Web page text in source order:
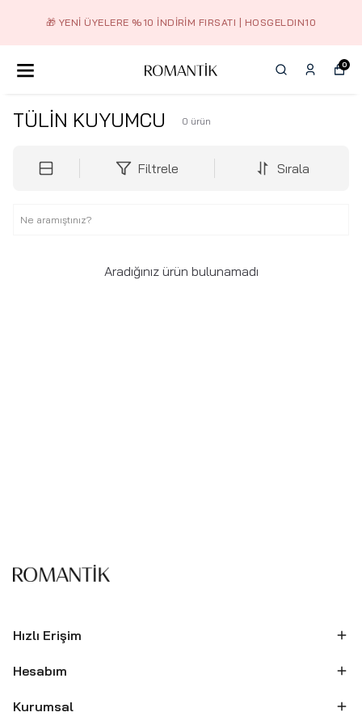
🎁 YENI ÜYELERE %10 İNDIRIM FIRSATI | HOSGELDIN10
0
TÜLİN KUYUMCU 0 ürün
Filtrele Sırala
Aradığınız ürün bulunamadı
Hızlı Erişim
Hesabım
Kurumsal